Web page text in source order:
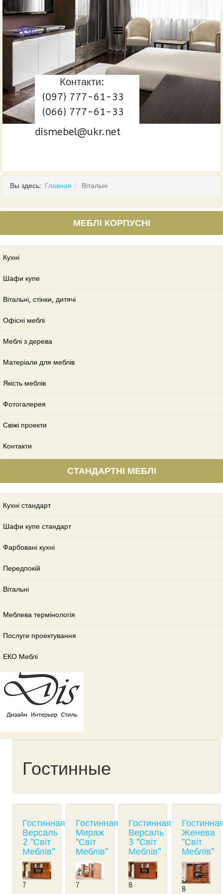
Контакти:
(097) 777-61-33
(066) 777-61-33
dismebel@ukr.net
Вы здесь: Главная Вітальні
МЕБЛІ КОРПУСНІ
Кухні
Шафи купе
Вітальні, стінки, дитячі
Офісні меблі
Меблі з дерева
Матеріали для меблів
Якість меблів
Фотогалерея
Свіжі проекти
Контакти
СТАНДАРТНІ МЕБЛІ
Кухні стандарт
Шафи купе стандарт
Фарбовані кухні
Передпокій
Вітальні
Меблева термінологія
Послуги проектування
ЕКО Меблі
Гостинные
Гостинная
Версаль
2 "Світ
Меблів"
7
Гостинная
Мираж
"Світ
Меблів"
7
Гостинная
Версаль
3 "Світ
Меблів"
8
Женева
"Світ
Меблів"
8